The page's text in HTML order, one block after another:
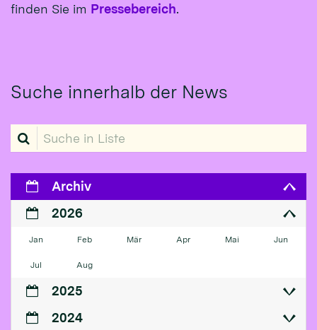
finden Sie im Pressebereich.
Suche innerhalb der News
Suche in Liste
Archiv
2026
Jan Feb Mär Apr Mai Jun
Jul Aug
2025
2024